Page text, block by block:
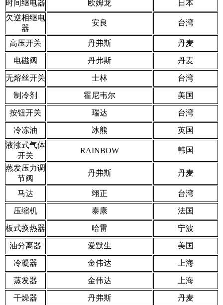
时间继电器 欧姆龙
日本
欠逆相继电
器
安良 台湾
高压开关 丹弗斯 丹麦
电磁阀 丹弗斯 丹麦
无熔丝开关 士林 台湾
制冷剂 霍尼韦尔 美国
按钮开关 瑞达 台湾
冷冻油 冰熊
英国
液涨式气体
开关
RAINBOW 韩国
蒸发压力调
节阀
丹弗斯 丹麦
马达 翊正 台湾
压缩机 泰康 法国
板式换热器 哈雷 宁波
油分离器 爱默生 美国
冷凝器 金伟达 上海
蒸发器 金伟达 上海
干燥器 丹弗斯 丹麦